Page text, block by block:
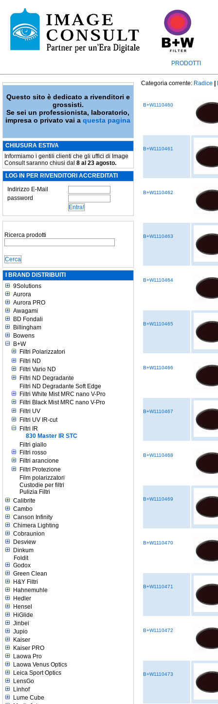
PRODOTTI
Questo sito è dedicato a rivenditori e
grossisti.
Se sei un professionista, laboratorio,
impresa o privato vai aquesta pagina
CHIUSURA ESTIVA
Informiamo i gentili clienti che gli uffici di Image
Consult saranno chiusi dal 8 al 23 agosto.
LOG IN PER RIVENDITORI ACCREDITATI
Indirizzo E-Mail
password
Ricerca prodotti
I BRAND DISTRIBUITI
9Solutions
Aurora
Aurora PRO
Awagami
BD Fondali
Billingham
Bowens
B+W
Filtri Polarizzatori
Filtri ND
Filtri Vario ND
Filtri ND Degradante
Filtri ND Degradante Soft Edge
Filtri White Mist MRC nano V-Pro
Filtri Black Mist MRC nano V-Pro
Filtri UV
Filtri UV IR-cut
Filtri IR
830 Master IR STC
Filtri giallo
Filtri rosso
Filtri arancione
Filtri Protezione
Film polarizzatori
Custodie per filtri
Pulizia Filtri
Calibrite
Cambo
Canson Infinity
Chimera Lighting
Cobraunion
Desview
Dinkum
Foldit
Godox
Green Clean
H&Y Filtri
Hahnemuhle
Hedler
Hensel
HiGlide
Jinbei
Jupio
Kaiser
Kaiser PRO
Laowa Pro
Laowa Venus Optics
Leica Sport Optics
LensGo
Linhof
Lume Cube
Categoria corrente: Radice
B+W1110460
B+W1110461
B+W1110462
B+W1110463
B+W1110464
B+W1110465
B+W1110466
B+W1110467
B+W1110468
B+W1110469
B+W1110470
B+W1110471
B+W1110472
B+W1110473